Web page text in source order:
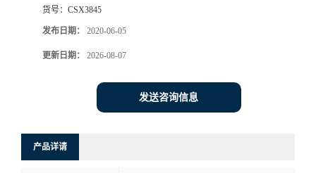
货号： CSX3845
发布日期： 2020-06-05
更新日期： 2026-08-07
发送咨询信息
产品详请